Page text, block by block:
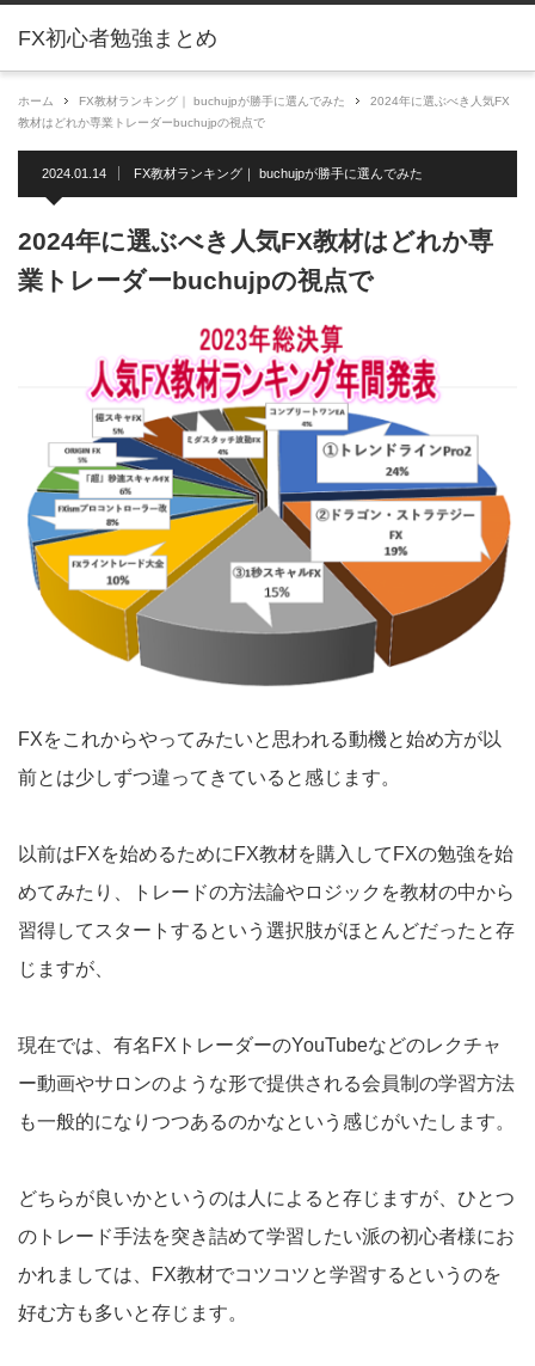
FX初心者勉強まとめ
ホーム FX教材ランキング｜ buchujpが勝手に選んでみた
2024年に選ぶべき人気FX
教材はどれか専業トレーダーbuchujpの視点で
2024.01.14 FX教材ランキング｜ buchujpが勝手に選んでみた
2024年に選ぶべき人気FX教材はどれか専
業トレーダーbuchujpの視点で
FXをこれからやってみたいと思われる動機と始め方が以
前とは少しずつ違ってきていると感じます。
以前はFXを始めるためにFX教材を購入してFXの勉強を始
めてみたり、トレードの方法論やロジックを教材の中から
習得してスタートするという選択肢がほとんどだったと存
じますが、
現在では、有名FXトレーダーのYouTubeなどのレクチャ
ー動画やサロンのような形で提供される会員制の学習方法
も一般的になりつつあるのかなという感じがいたします。
どちらが良いかというのは人によると存じますが、ひとつ
のトレード手法を突き詰めて学習したい派の初心者様にお
かれましては、FX教材でコツコツと学習するというのを
好む方も多いと存じます。